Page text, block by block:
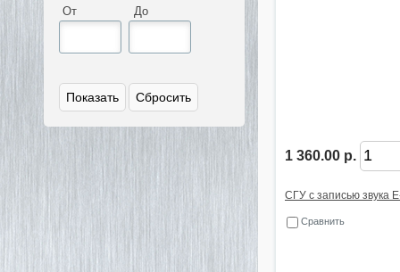
От До
1 360.00 р.
СГУ с записью звука
Сравнить